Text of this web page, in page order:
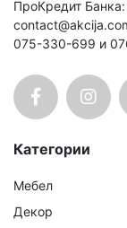
ПроКредит
075-330-699 и
Категории
Мебел
Декор